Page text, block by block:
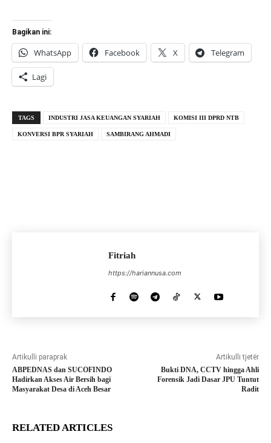
Bagikan ini:
WhatsApp Facebook X Telegram
Lagi
TAGS INDUSTRI JASA KEUANGAN SYARIAH KOMISI III DPRD NTB
KONVERSI BPR SYARIAH SAMBIRANG AHMADI
Fitriah
https://hariannusa.com
Artikulli paraprak
ABPEDNAS dan SUCOFINDO
Hadirkan Akses Air Bersih bagi
Masyarakat Desa di Aceh Besar
Artikulli tjetër
Bukti DNA, CCTV hingga Ahli
Forensik Jadi Dasar JPU Tuntut
Radit
RELATED ARTICLES